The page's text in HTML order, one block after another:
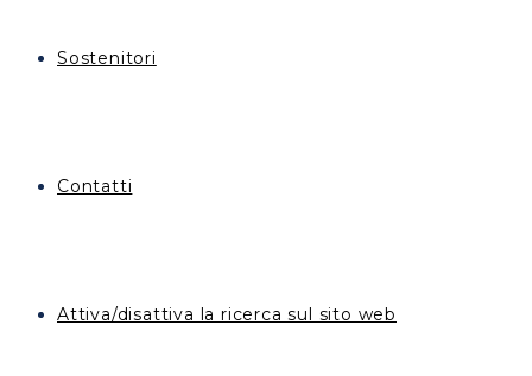
Sostenitori
Contatti
Attiva/disattiva la ricerca sul sito web